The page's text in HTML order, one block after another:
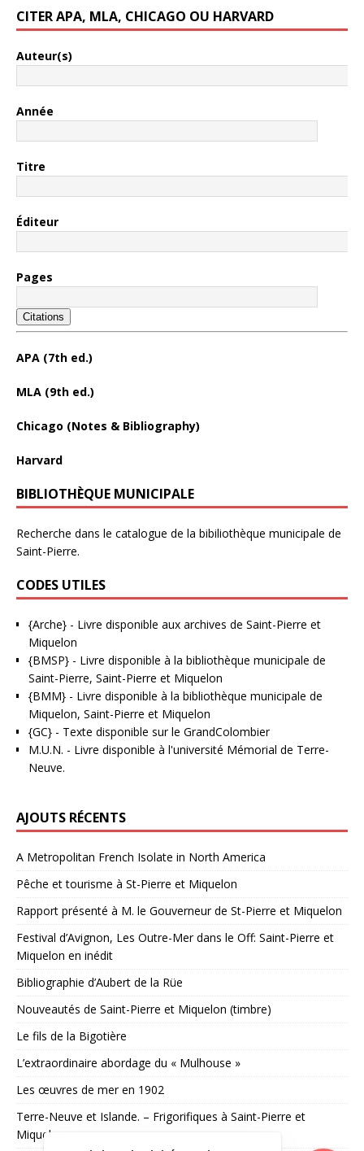
CITER APA, MLA, CHICAGO OU HARVARD
Auteur(s)
Année
Titre
Éditeur
Pages
Citations
APA (7th ed.)
MLA (9th ed.)
Chicago (Notes & Bibliography)
Harvard
BIBLIOTHÈQUE MUNICIPALE
Recherche dans le catalogue de la bibiliothèque municipale de
Saint-Pierre.
CODES UTILES
{Arche} - Livre disponible aux archives de Saint-Pierre et
Miquelon
{BMSP} - Livre disponible à la bibliothèque municipale de
Saint-Pierre, Saint-Pierre et Miquelon
{BMM} - Livre disponible à la bibliothèque municipale de
Miquelon, Saint-Pierre et Miquelon
{GC} - Texte disponible sur le GrandColombier
M.U.N. - Livre disponible à l'université Mémorial de Terre-
Neuve.
AJOUTS RÉCENTS
A Metropolitan French Isolate in North America
Pêche et tourisme à St-Pierre et Miquelon
Rapport présenté à M. le Gouverneur de St-Pierre et Miquelon
Festival d’Avignon, Les Outre-Mer dans le Off: Saint-Pierre et
Miquelon en inédit
Bibliographie d’Aubert de la Rüe
Nouveautés de Saint-Pierre et Miquelon (timbre)
Le fils de la Bigotière
L’extraordinaire abordage du « Mulhouse »
Les œuvres de mer en 1902
Terre-Neuve et Islande. – Frigorifiques à Saint-Pierre et
Miquelon